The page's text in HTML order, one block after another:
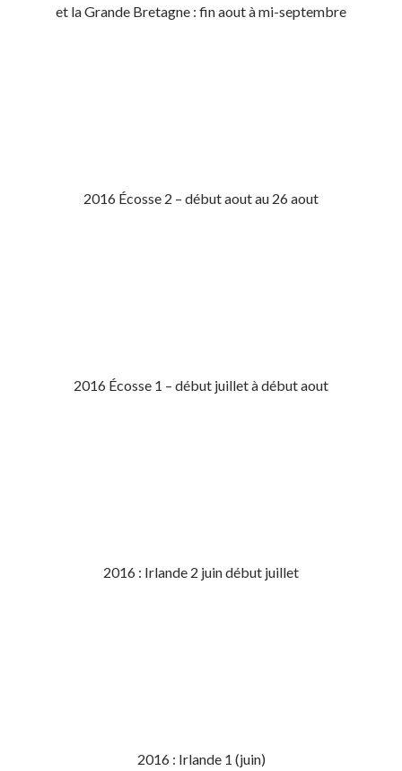
et la Grande Bretagne : fin aout à mi-septembre
2016 Écosse 2 – début aout au 26 aout
2016 Écosse 1 – début juillet à début aout
2016 : Irlande 2 juin début juillet
2016 : Irlande 1 (juin)